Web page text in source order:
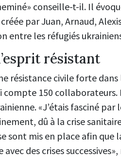
conseille-t-il. Il
par Juan, Arnaud,
entre les réfugiés
résistant
résistance civile forte
compte 150
«J’étais fasciné
dû à la crise
sont mis en place afin
des crises